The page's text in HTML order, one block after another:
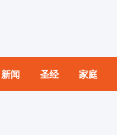
新闻 圣经 家庭